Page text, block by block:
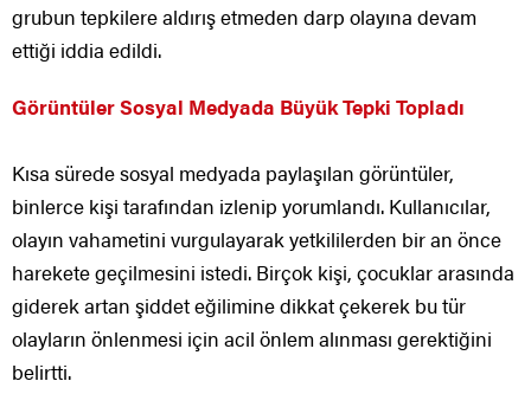
grubun tepkilere aldırış etmeden darp olayına devam
ettiği iddia edildi.
Görüntüler Sosyal Medyada Büyük Tepki Topladı
Kısa sürede sosyal medyada paylaşılan görüntüler,
binlerce kişi tarafından izlenip yorumlandı. Kullanıcılar,
olayın vahametini vurgulayarak yetkililerden bir an önce
harekete geçilmesini istedi. Birçok kişi, çocuklar arasında
giderek artan şiddet eğilimine dikkat çekerek bu tür
olayların önlenmesi için acil önlem alınması gerektiğini
belirtti.